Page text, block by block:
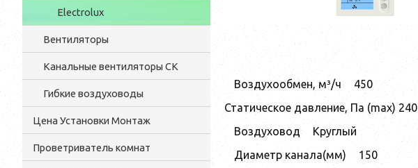
Electrolux
Вентиляторы
Канальные вентиляторы CK
Гибкие воздуховоды
Цена Установки Монтаж
Проветриватель комнат
Воздухообмен, м³/ч
450
Статическое давление, Па (max) 240
Воздуховод
Круглый
Диаметр канала(мм)
150